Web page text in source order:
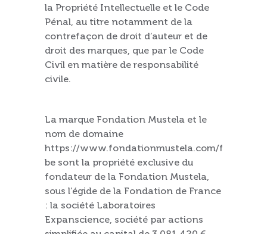
la Propriété Intellectuelle et le Code
Pénal, au titre notamment de la
contrefaçon de droit d’auteur et de
droit des marques, que par le Code
Civil en matière de responsabilité
civile.
La marque Fondation Mustela et le
nom de domaine
https://www.fondationmustela.com/fr-
be sont la propriété exclusive du
fondateur de la Fondation Mustela,
sous l’égide de la Fondation de France
: la société Laboratoires
Expanscience, société par actions